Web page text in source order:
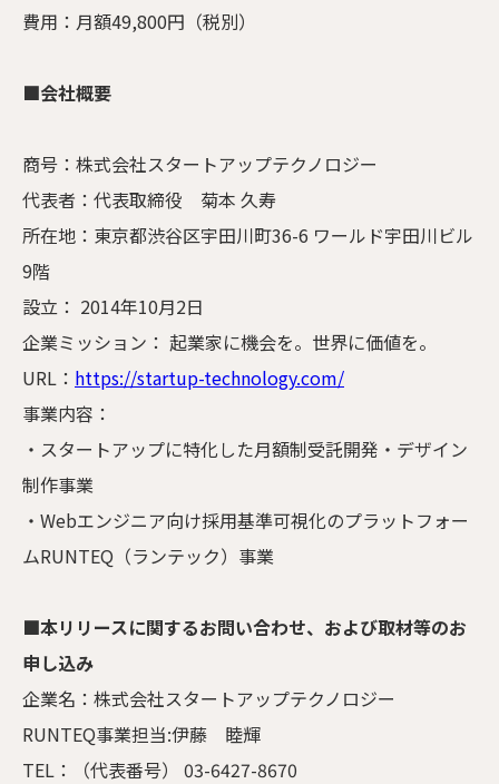
費用：月額49,800円（税別）
■会社概要
商号：株式会社スタートアップテクノロジー
代表者：代表取締役 菊本 久寿
所在地：東京都渋谷区宇田川町36-6 ワールド宇田川ビル
9階
設立： 2014年10月2日
企業ミッション： 起業家に機会を。世界に価値を。
URL： https://startup-technology.com/
事業内容：
・スタートアップに特化した月額制受託開発・デザイン
制作事業
・Webエンジニア向け採用基準可視化のプラットフォー
ムRUNTEQ（ランテック）事業
■本リリースに関するお問い合わせ、および取材等のお
申し込み
企業名：株式会社スタートアップテクノロジー
RUNTEQ事業担当:伊藤 睦輝
TEL：（代表番号） 03-6427-8670